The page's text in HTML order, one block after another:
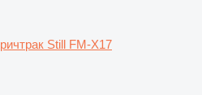
ричтрак Still FM-X17